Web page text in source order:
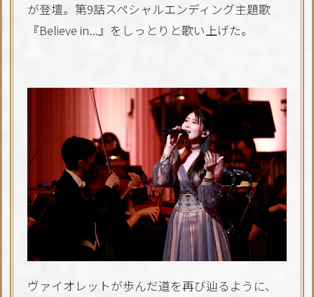
が登壇。第9話スペシャルエンディング主題歌
『Believe in...』をしっとりと歌い上げた。
ヴァイオレットが歩んだ道を再び辿るように、